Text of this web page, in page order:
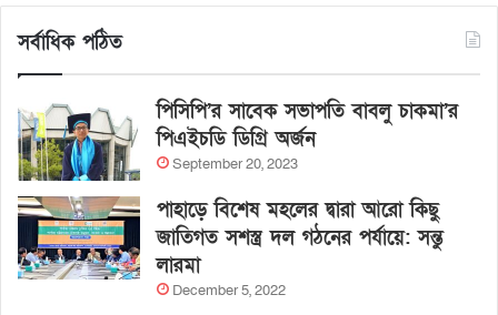
সর্বাধিক পঠিত
পিসিপি’র সাবেক সভাপতি বাবলু চাকমা’র
পিএইচডি ডিগ্রি অর্জন
September 20, 2023
পাহাড়ে বিশেষ মহলের দ্বারা আরো কিছু
জাতিগত সশস্ত্র দল গঠনের পর্যায়ে: সন্তু
লারমা
December 5, 2022